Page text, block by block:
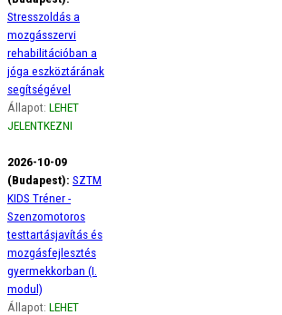
Stresszoldás a
mozgásszervi
rehabilitációban a
jóga eszköztárának
segítségével
Állapot: LEHET
JELENTKEZNI
2026-10-09
(Budapest): SZTM
KIDS Tréner -
Szenzomotoros
testtartásjavítás és
mozgásfejlesztés
gyermekkorban (I.
modul)
Állapot: LEHET